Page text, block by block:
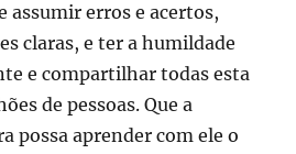
assumir erros e acertos,
claras, e ter a humildade
e compartilhar todas esta
de pessoas. Que a
possa aprender com ele o